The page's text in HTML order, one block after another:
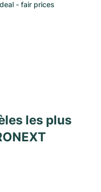
- fair prices
les plus